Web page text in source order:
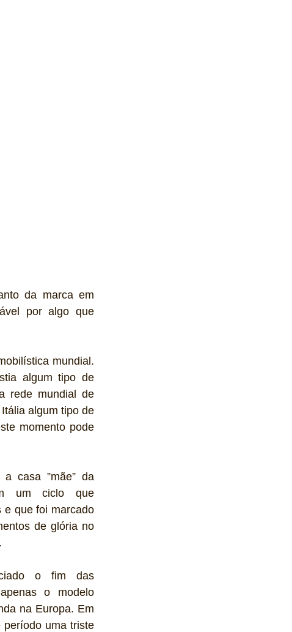
da marca em
por algo que
mundial.
algum tipo de
rede mundial de
algum tipo de
momento pode
casa ”mãe” da
um ciclo que
e que foi marcado
de glória no
o fim das
o modelo
na Europa. Em
período uma triste